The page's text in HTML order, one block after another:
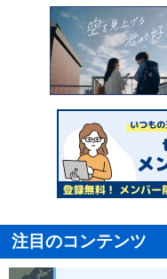
注目のコンテンツ